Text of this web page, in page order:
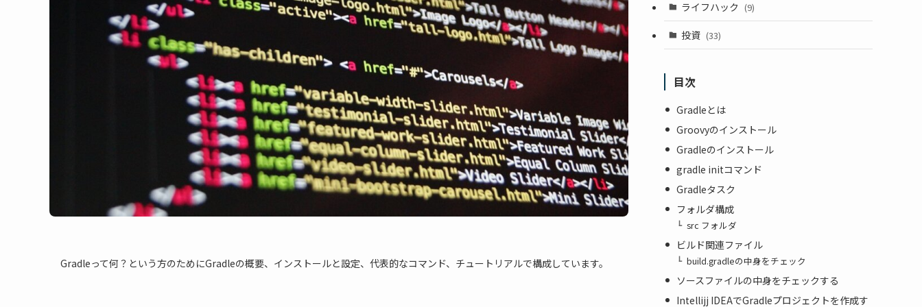
Gradleって何？という方のためにGradleの概要、インストールと設定、代表的なコマンド、チュートリアルで構成しています。
ライフハック (9)
投資 (33)
目次
Gradleとは
Groovyのインストール
Gradleのインストール
gradle initコマンド
Gradleタスク
フォルダ構成
src フォルダ
ビルド関連ファイル
build.gradleの中身をチェック
ソースファイルの中身をチェックする
Intellijj IDEAでGradleプロジェクトを作成す